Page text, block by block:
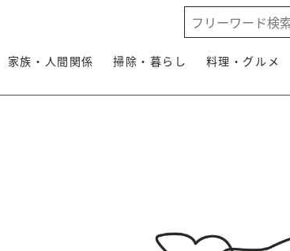
家族・人間関係 掃除・暮らし 料理・グルメ